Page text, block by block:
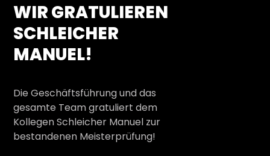
WIR GRATULIEREN
SCHLEICHER
MANUEL!
Die Geschäftsführung und das
gesamte Team gratuliert dem
Kollegen Schleicher Manuel zur
bestandenen Meisterprüfung!